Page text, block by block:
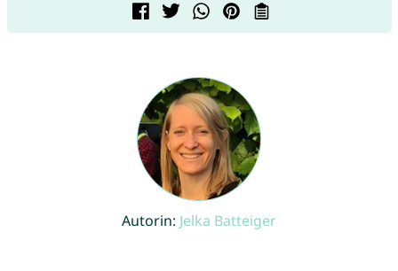
Autorin: Jelka Batteiger